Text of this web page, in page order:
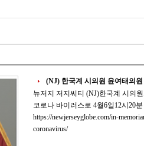
(NJ) 한국계 시의원 윤여태의원
뉴저지 저지씨티 (NJ)한국계 시의원으로 활발한 정치활동을 하던 윤여태 의원이
코로나 바이러스로 4월6일12시20분 사망 했습니다.
https://newjerseyglobe.com/in-
coronavirus/